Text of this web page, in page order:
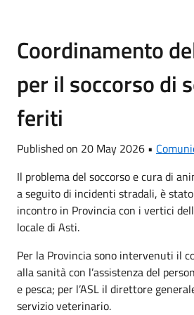
Coordinamento
per il soccorso di
feriti
Published on 20 May 2026 •
Il problema del soccorso e cura di
a seguito di incidenti stradali, è
incontro in Provincia con i vertici
locale di Asti.
Per la Provincia sono intervenuti il
alla sanità con l’assistenza del
e pesca; per l’ASL il direttore
servizio veterinario.